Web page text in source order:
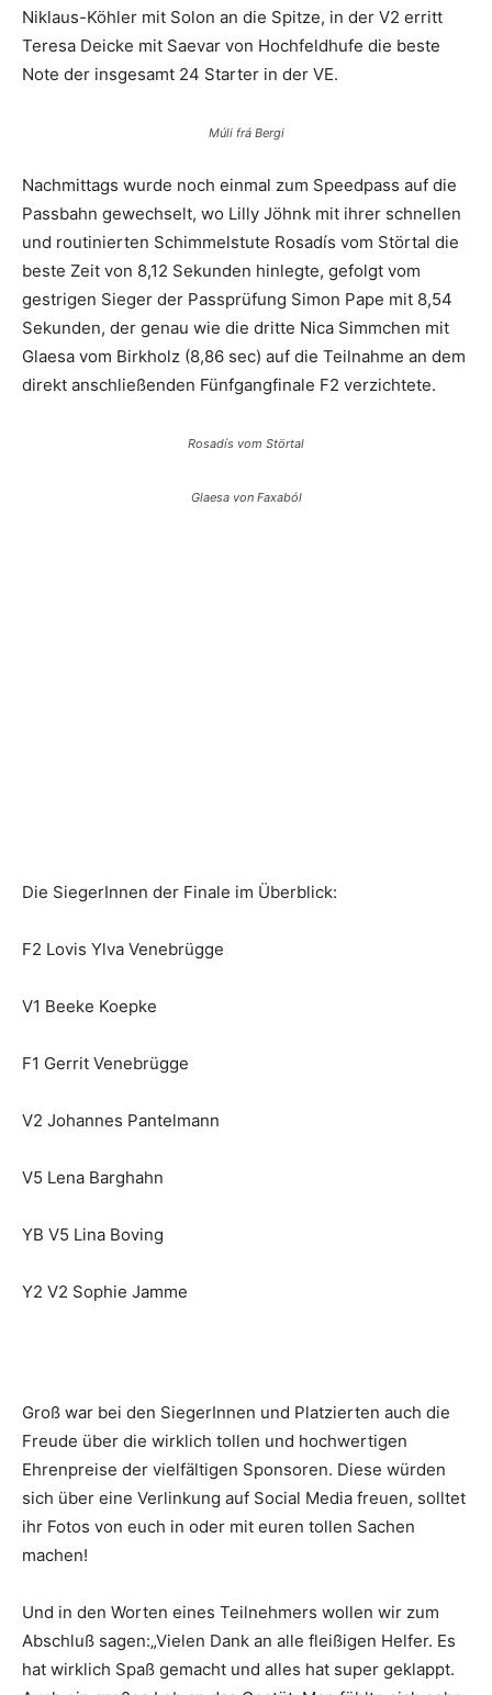
Niklaus-Köhler mit Solon an die Spitze, in der V2 erritt
Teresa Deicke mit Saevar von Hochfeldhufe die beste
Note der insgesamt 24 Starter in der VE.
Múli frá Bergi
Nachmittags wurde noch einmal zum Speedpass auf die
Passbahn gewechselt, wo Lilly Jöhnk mit ihrer schnellen
und routinierten Schimmelstute Rosadís vom Störtal die
beste Zeit von 8,12 Sekunden hinlegte, gefolgt vom
gestrigen Sieger der Passprüfung Simon Pape mit 8,54
Sekunden, der genau wie die dritte Nica Simmchen mit
Glaesa vom Birkholz (8,86 sec) auf die Teilnahme an dem
direkt anschließenden Fünfgangfinale F2 verzichtete.
Rosadís vom Störtal
Glaesa von Faxaból
Die SiegerInnen der Finale im Überblick:
F2 Lovis Ylva Venebrügge
V1 Beeke Koepke
F1 Gerrit Venebrügge
V2 Johannes Pantelmann
V5 Lena Barghahn
YB V5 Lina Boving
Y2 V2 Sophie Jamme
Groß war bei den SiegerInnen und Platzierten auch die
Freude über die wirklich tollen und hochwertigen
Ehrenpreise der vielfältigen Sponsoren. Diese würden
sich über eine Verlinkung auf Social Media freuen, solltet
ihr Fotos von euch in oder mit euren tollen Sachen
machen!
Und in den Worten eines Teilnehmers wollen wir zum
Abschluß sagen:„Vielen Dank an alle fleißigen Helfer. Es
hat wirklich Spaß gemacht und alles hat super geklappt.